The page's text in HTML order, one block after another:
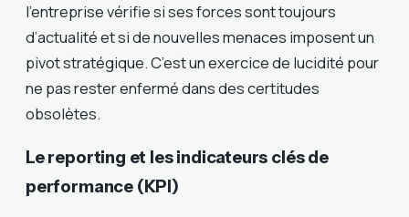
l’entreprise vérifie si ses forces sont toujours
d’actualité et si de nouvelles menaces imposent un
pivot stratégique. C’est un exercice de lucidité pour
ne pas rester enfermé dans des certitudes
obsolètes.
Le reporting et les indicateurs clés de
performance (KPI)